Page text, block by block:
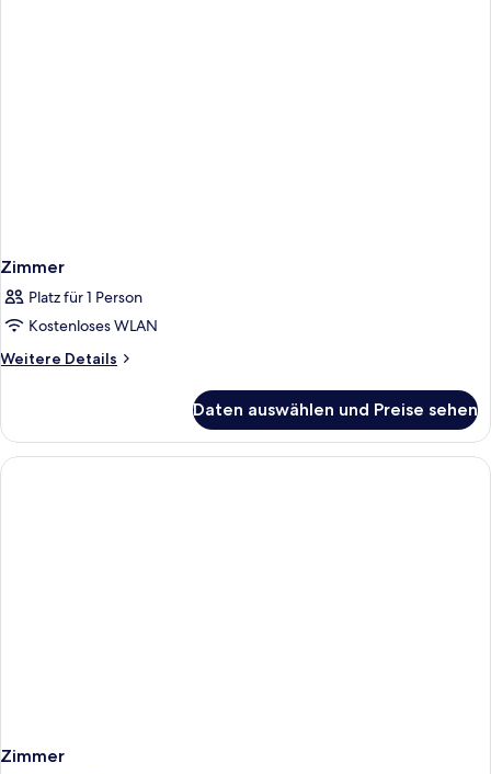
Zimmer
Platz für 1 Person
Kostenloses WLAN
Weitere Details
Weitere
Daten auswählen und Preise sehen
Zimmer